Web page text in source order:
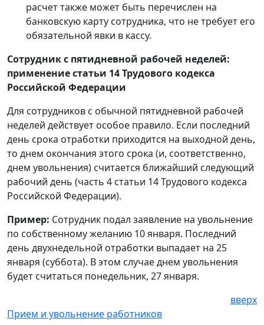
расчет также может быть перечислен на
банковскую карту сотрудника, что не требует его
обязательной явки в кассу.
Сотрудник с пятидневной рабочей неделей:
применение статьи 14 Трудового кодекса
Российской Федерации
Для сотрудников с обычной пятидневной рабочей
неделей действует особое правило. Если последний
день срока отработки приходится на выходной день,
то днем окончания этого срока (и, соответственно,
днем увольнения) считается ближайший следующий
рабочий день (часть 4 статьи 14 Трудового кодекса
Российской Федерации).
Пример: Сотрудник подал заявление на увольнение
по собственному желанию 10 января. Последний
день двухнедельной отработки выпадает на 25
января (суббота). В этом случае днем увольнения
будет считаться понедельник, 27 января.
вверх
Прием и увольнение работников